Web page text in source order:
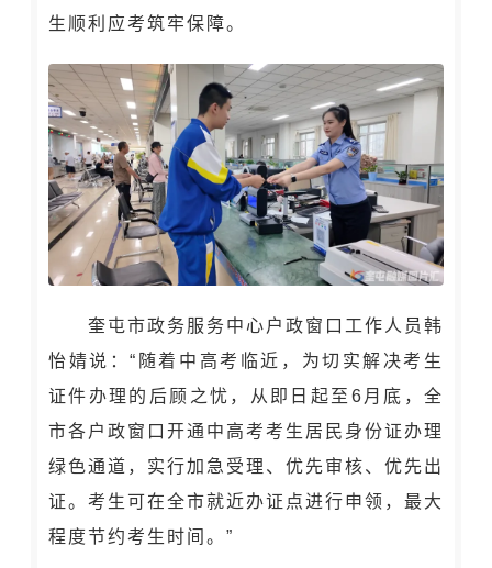
生顺利应考筑牢保障。
奎屯市政务服务中心户政窗口工作人员韩
怡婧说：“随着中高考临近，为切实解决考生
证件办理的后顾之忧，从即日起至6月底，全
市各户政窗口开通中高考考生居民身份证办理
绿色通道，实行加急受理、优先审核、优先出
证。考生可在全市就近办证点进行申领，最大
程度节约考生时间。”